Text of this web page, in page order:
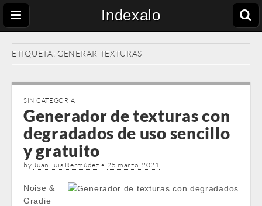
Indexalo
ETIQUETA: GENERAR TEXTURAS
SIN CATEGORÍA
Generador de texturas con
degradados de uso sencillo
y gratuito
byJuan Luis Bermúdez • 25 marzo, 2021
Noise &
Gradie